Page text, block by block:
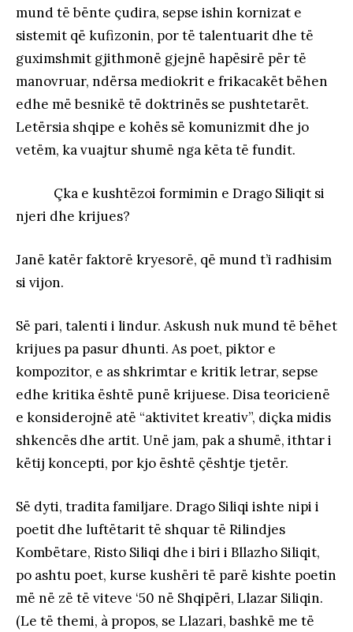
mund të bënte çudira, sepse ishin kornizat e
sistemit që kufizonin, por të talentuarit dhe të
guximshmit gjithmonë gjejnë hapësirë për të
manovruar, ndërsa mediokrit e frikacakët bëhen
edhe më besnikë të doktrinës se pushtetarët.
Letërsia shqipe e kohës së komunizmit dhe jo
vetëm, ka vuajtur shumë nga këta të fundit.
Çka e kushtëzoi formimin e Drago Siliqit si
njeri dhe krijues?
Janë katër faktorë kryesorë, që mund t’i radhisim
si vijon.
Së pari, talenti i lindur. Askush nuk mund të bëhet
krijues pa pasur dhunti. As poet, piktor e
kompozitor, e as shkrimtar e kritik letrar, sepse
edhe kritika është punë krijuese. Disa teoricienë
e konsiderojnë atë “aktivitet kreativ”, diçka midis
shkencës dhe artit. Unë jam, pak a shumë, ithtar i
këtij koncepti, por kjo është çështje tjetër.
Së dyti, tradita familjare. Drago Siliqi ishte nipi i
poetit dhe luftëtarit të shquar të Rilindjes
Kombëtare, Risto Siliqi dhe i biri i Bllazho Siliqit,
po ashtu poet, kurse kushëri të parë kishte poetin
më në zë të viteve ‘50 në Shqipëri, Llazar Siliqin.
(Le të themi, à propos, se Llazari, bashkë me të